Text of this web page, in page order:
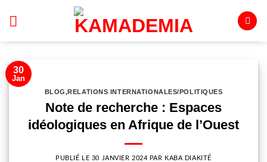
30
Jan
BLOG,RELATIONS INTERNATIONALES/POLITIQUES
Note de recherche : Espaces
idéologiques en Afrique de l’Ouest
PUBLIÉ LE 30 JANVIER 2024 PAR KABA DIAKITÉ